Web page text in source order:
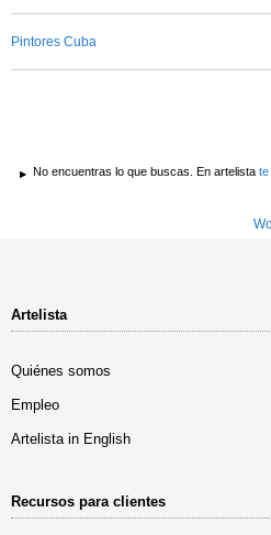
Pintores Cuba
No encuentras lo que buscas. En artelista te
Artelista
Quiénes somos
Empleo
Artelista in English
Recursos para clientes